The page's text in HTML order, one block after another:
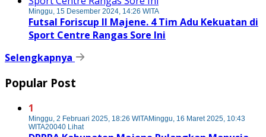
Minggu, 15 Desember 2024, 14:26 WITA
Futsal Foriscup II Majene. 4 Tim Adu Kekuatan di
Sport Centre Rangas Sore Ini
Selengkapnya
Popular Post
1
Minggu, 2 Februari 2025, 18:26 WITAMinggu, 16 Maret 2025, 10:43
WITA20040 Lihat